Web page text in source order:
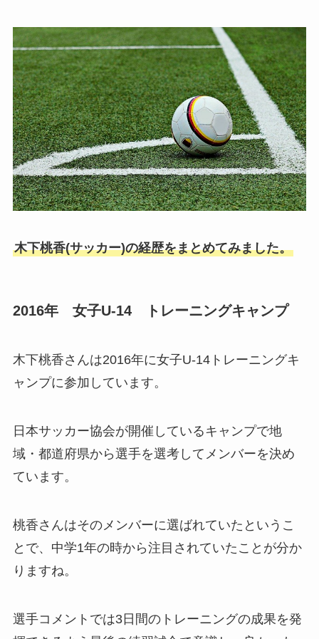
木下桃香(サッカー)の経歴をまとめてみました。
2016年 女子U-14 トレーニングキャンプ
木下桃香さんは2016年に女子U-14トレーニングキ
ャンプに参加しています。
日本サッカー協会が開催しているキャンプで地
域・都道府県から選手を選考してメンバーを決め
ています。
桃香さんはそのメンバーに選ばれていたというこ
とで、中学1年の時から注目されていたことが分か
りますね。
選手コメントでは3日間のトレーニングの成果を発